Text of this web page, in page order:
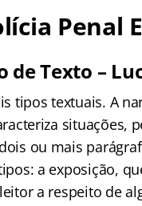
Penal
Texto –
tipos textuais. A
situações,
ou mais
a exposição,
a respeito de